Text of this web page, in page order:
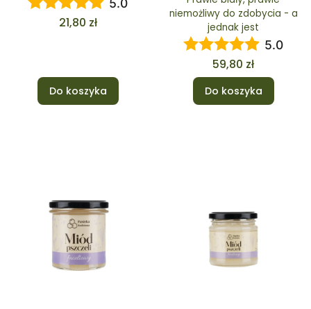
5.0
Cena
21,80 zł
Do koszyka
5.0
niemożliwy do zdobycia - a
jednak jest
Cena
59,80 zł
Do koszyka